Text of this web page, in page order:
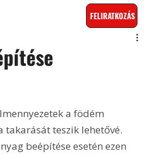
FELIRATKOZÁS
a födém
takarását teszik lehetővé.
beépítése esetén ezen